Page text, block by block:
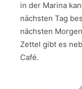
in der Marina
nächsten Tag
nächsten
Zettel gibt es
Café.